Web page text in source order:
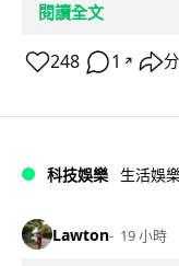
閱讀全文
248 1 ↗
科技娛樂 生活娛
Lawton 19 小時